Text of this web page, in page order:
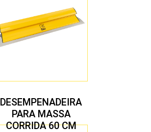
DESEMPENADEIRA
PARA MASSA
CORRIDA 60 CM